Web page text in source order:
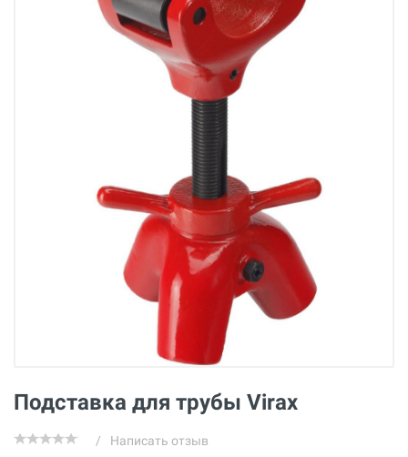
Подставка для трубы Virax
/ Написать отзыв